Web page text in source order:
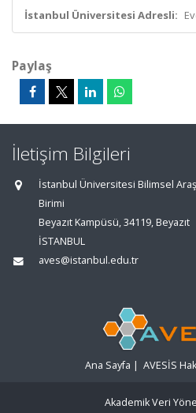
İstanbul Üniversitesi Adresli:
Paylaş
İletişim Bilgileri
İstanbul Üniversitesi Bilimsel
Birimi
Beyazıt Kampüsü, 34119, Beyazıt
İSTANBUL
aves@istanbul.edu.tr
Ana Sayfa | AVESİS
Akademik Veri